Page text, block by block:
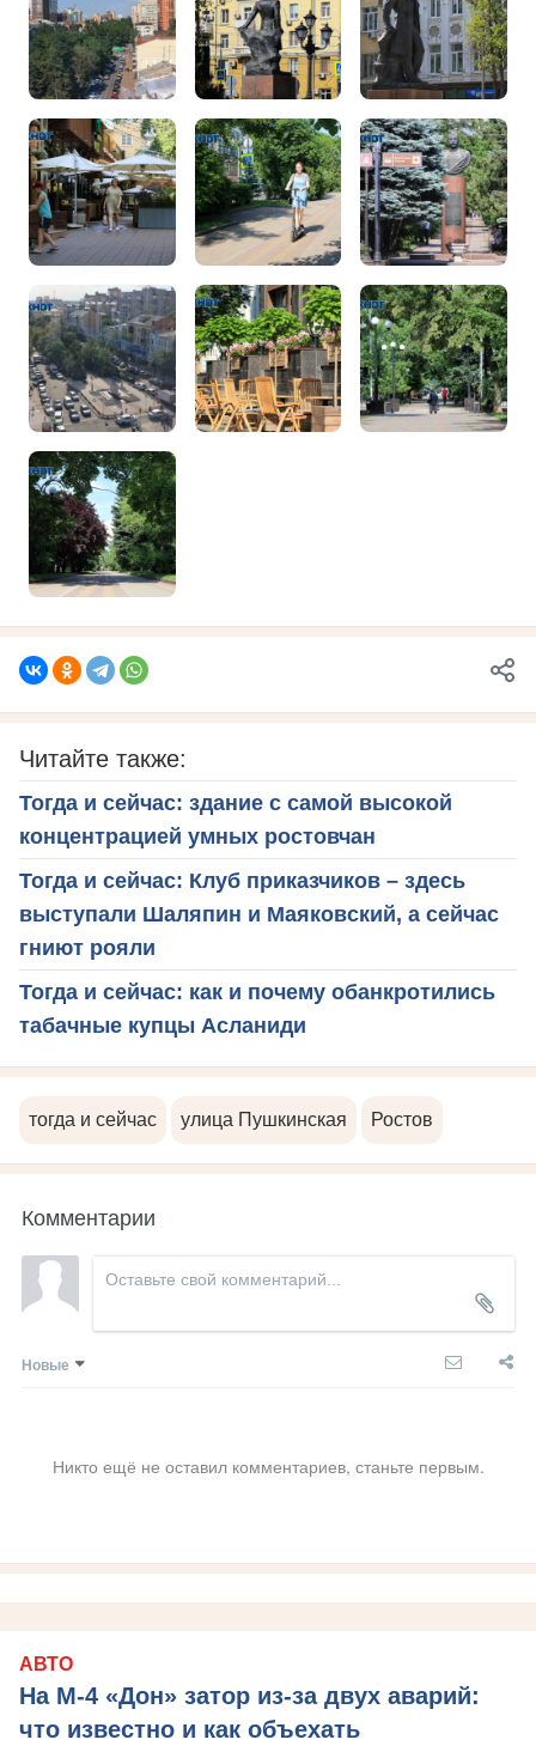
Читайте также:
Тогда и сейчас: здание с самой высокой
концентрацией умных ростовчан
Тогда и сейчас: Клуб приказчиков – здесь
выступали Шаляпин и Маяковский, а сейчас
гниют рояли
Тогда и сейчас: как и почему обанкротились
табачные купцы Асланиди
тогда и сейчас улица Пушкинская Ростов
Комментарии
Новые
Никто ещё не оставил комментариев, станьте первым.
АВТО
На М‑4 «Дон» затор из‑за двух аварий:
что известно и как объехать